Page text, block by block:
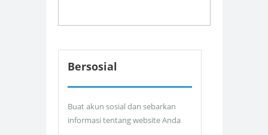
Bersosial
Buat akun sosial dan sebarkan
informasi tentang website Anda